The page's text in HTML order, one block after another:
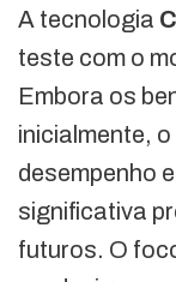
A tecnologia
teste com o
Embora os
inicialmente,
desempenho
significativa
futuros. O